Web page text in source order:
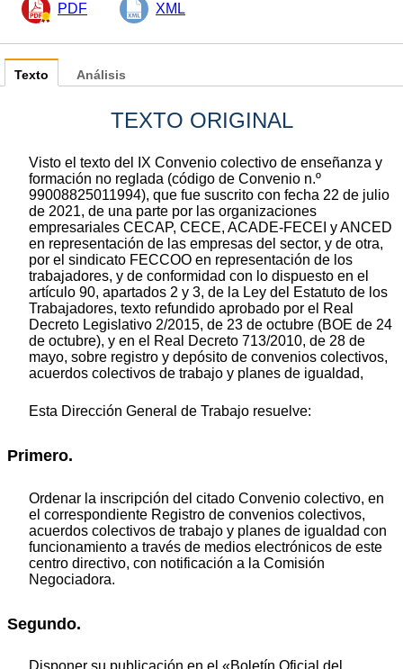
PDF XML
Texto
TEXTO ORIGINAL
Visto el texto del IX Convenio colectivo de enseñanza y
formación no reglada (código de Convenio n.º
99008825011994), que fue suscrito con fecha 22 de julio
de 2021, de una parte por las organizaciones
empresariales CECAP, CECE, ACADE-FECEI y ANCED
en representación de las empresas del sector, y de otra,
por el sindicato FECCOO en representación de los
trabajadores, y de conformidad con lo dispuesto en el
artículo 90, apartados 2 y 3, de la Ley del Estatuto de los
Trabajadores, texto refundido aprobado por el Real
Decreto Legislativo 2/2015, de 23 de octubre (BOE de 24
de octubre), y en el Real Decreto 713/2010, de 28 de
mayo, sobre registro y depósito de convenios colectivos,
acuerdos colectivos de trabajo y planes de igualdad,
Esta Dirección General de Trabajo resuelve:
Primero.
Ordenar la inscripción del citado Convenio colectivo, en
el correspondiente Registro de convenios colectivos,
acuerdos colectivos de trabajo y planes de igualdad con
funcionamiento a través de medios electrónicos de este
centro directivo, con notificación a la Comisión
Negociadora.
Segundo.
Análisis